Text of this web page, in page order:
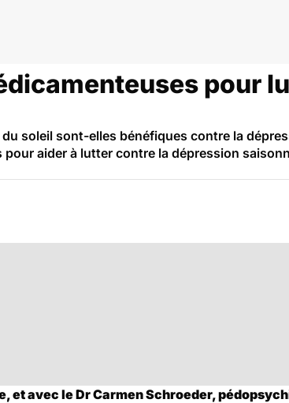
pour
soleil sont-elles bénéfiques contre la
aider à lutter contre la dépression
et avec le Dr Carmen Schroeder,